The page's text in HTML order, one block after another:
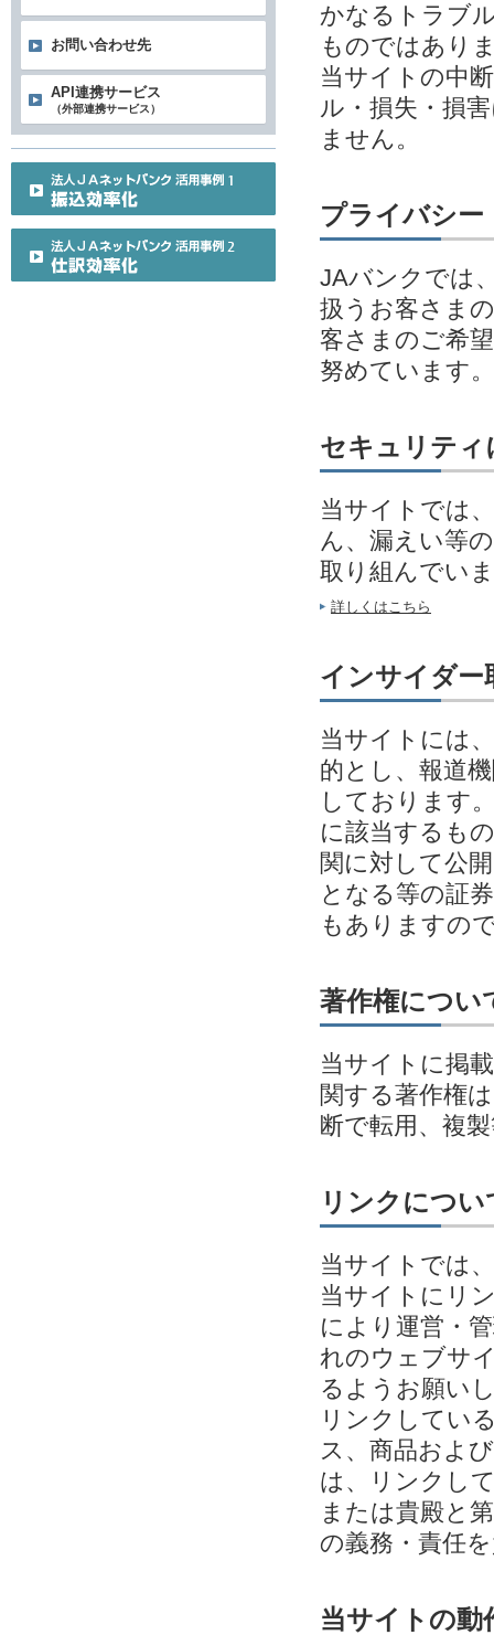
かなるトラブ
ものではあり
当サイトの中
ル・損失・損
ません。
プライバシー
JAバンクでは
扱うお客さま
客さまのご希
努めています。
セキュリティ
当サイトでは
ん、漏えい等
取り組んでい
詳しくはこちら
インサイダー
当サイトには
的とし、報道
しております
に該当するも
関に対して公
となる等の証
もありますの
著作権につい
当サイトに掲
関する著作権
断で転用、複
リンクについ
当サイトでは
当サイトにリ
により運営・
れのウェブサ
るようお願い
リンクしてい
ス、商品およ
は、リンクし
または貴殿と
の義務・責任
当サイトの動
お問い合わせ先
API連携サービス
（外部連携サービス）